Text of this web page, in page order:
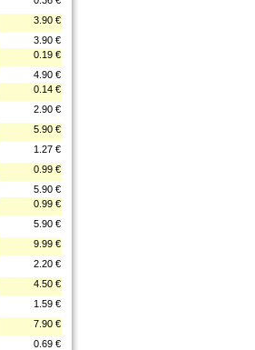
3.90 €
3.90 €
0.19 €
4.90 €
0.14 €
2.90 €
5.90 €
1.27 €
0.99 €
5.90 €
0.99 €
5.90 €
9.99 €
2.20 €
4.50 €
1.59 €
7.90 €
0.69 €